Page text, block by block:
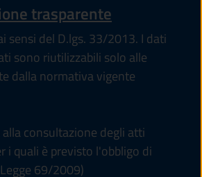
trasparente
sensi del D.lgs. 33/2013. I dati
sono riutilizzabili solo alle
dalla normativa vigente
consultazione degli atti
i quali è previsto l'obbligo di
69/2009)